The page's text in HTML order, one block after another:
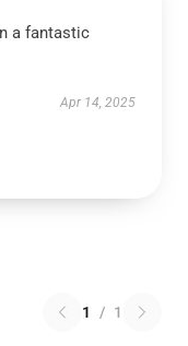
a fantastic
Apr 14, 2025
1 / 1